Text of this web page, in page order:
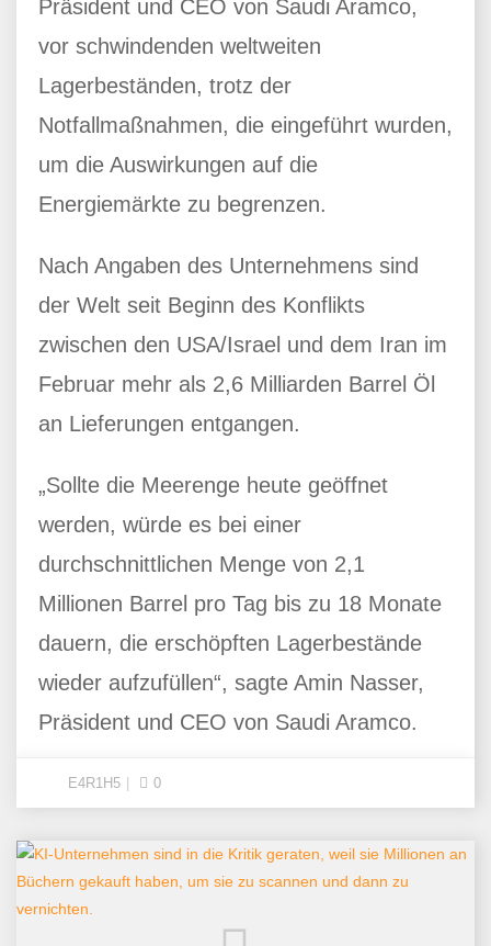
Präsident und CEO von Saudi Aramco,
vor schwindenden weltweiten
Lagerbeständen, trotz der
Notfallmaßnahmen, die eingeführt wurden,
um die Auswirkungen auf die
Energiemärkte zu begrenzen.
Nach Angaben des Unternehmens sind
der Welt seit Beginn des Konflikts
zwischen den USA/Israel und dem Iran im
Februar mehr als 2,6 Milliarden Barrel Öl
an Lieferungen entgangen.
„Sollte die Meerenge heute geöffnet
werden, würde es bei einer
durchschnittlichen Menge von 2,1
Millionen Barrel pro Tag bis zu 18 Monate
dauern, die erschöpften Lagerbestände
wieder aufzufüllen“, sagte Amin Nasser,
Präsident und CEO von Saudi Aramco.
E4R1H5 0